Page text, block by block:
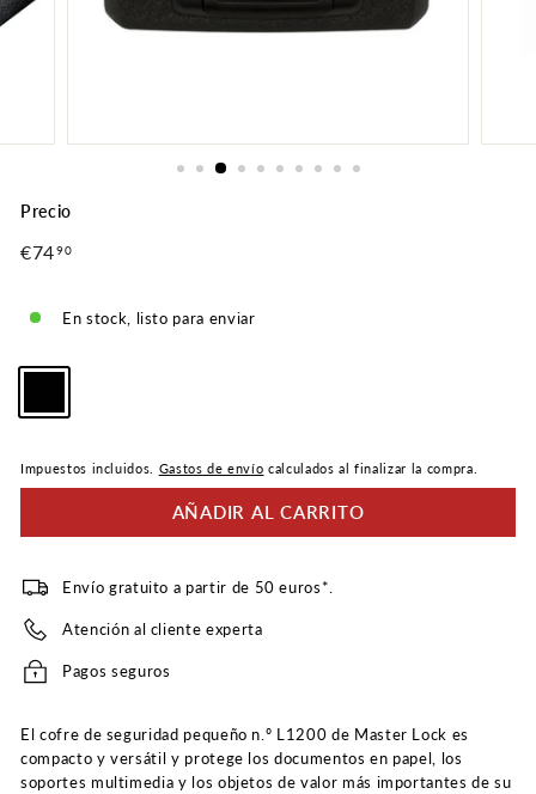
Precio
Precio
€7490
En stock, listo para enviar
Impuestos incluidos. Gastos de envío calculados al finalizar la compra.
AÑADIR AL CARRITO
Envío gratuito a partir de 50 euros*.
Atención al cliente experta
Pagos seguros
El cofre de seguridad pequeño n.º L1200 de Master Lock es
compacto y versátil y protege los documentos en papel, los
soportes multimedia y los objetos de valor más importantes de su